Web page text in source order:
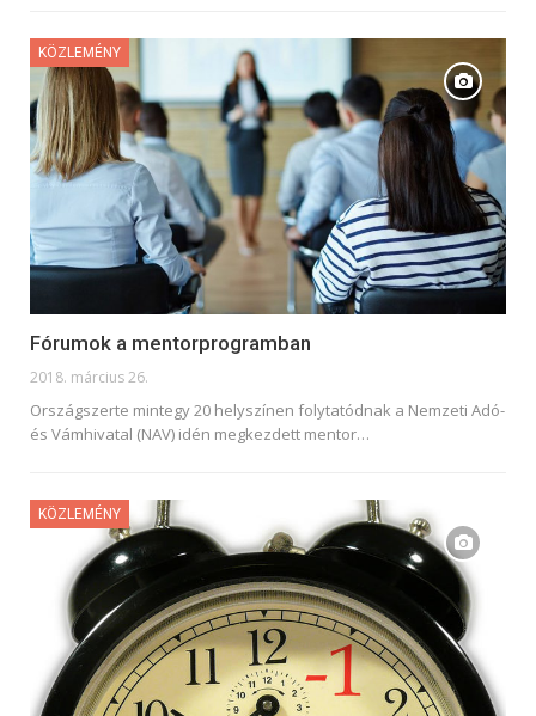
KÖZLEMÉNY
Fórumok a mentorprogramban
2018. március 26.
Országszerte mintegy 20 helyszínen folytatódnak a Nemzeti Adó-
és Vámhivatal (NAV) idén megkezdett mentor…
KÖZLEMÉNY